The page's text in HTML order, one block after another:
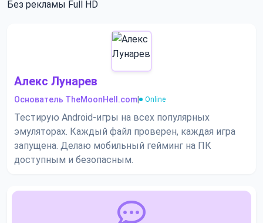
Без рекламы Full HD
Алекс Лунарев
Основатель TheMoonHell.com Online
Тестирую Android-игры на всех популярных
эмуляторах. Каждый файл проверен, каждая игра
запущена. Делаю мобильный гейминг на ПК
доступным и безопасным.